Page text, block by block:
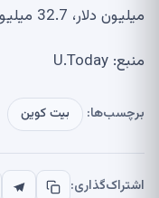
میلیون دلار، 32.7 میلیون دلار و 144 میلیون دلار ارزش دارند.
منبع: U.Today
برچسب‌ها: بیت کوین
اشتراک‌گذاری: